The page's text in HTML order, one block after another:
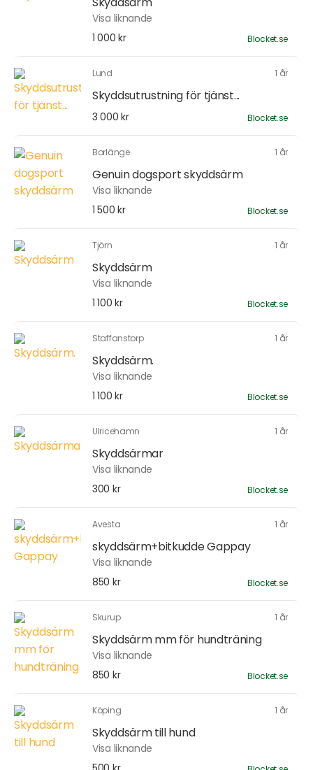
Visa liknande
1 000 kr
Blocket.se
Lund 1 år
Skyddsutrustning för tjänst...
3 000 kr Blocket.se
Borlänge 1 år
Genuin dogsport skyddsärm
Visa liknande
1 500 kr
Blocket.se
Tjörn 1 år
Skyddsärm
Visa liknande
1 100 kr
Blocket.se
Staffanstorp 1 år
Skyddsärm.
Visa liknande
1 100 kr
Blocket.se
Ulricehamn 1 år
Skyddsärmar
Visa liknande
300 kr
Blocket.se
Avesta 1 år
skyddsärm+bitkudde Gappay
Visa liknande
850 kr
Blocket.se
Skurup 1 år
Skyddsärm mm för hundträning
Visa liknande
850 kr
Blocket.se
Köping 1 år
Skyddsärm till hund
Visa liknande